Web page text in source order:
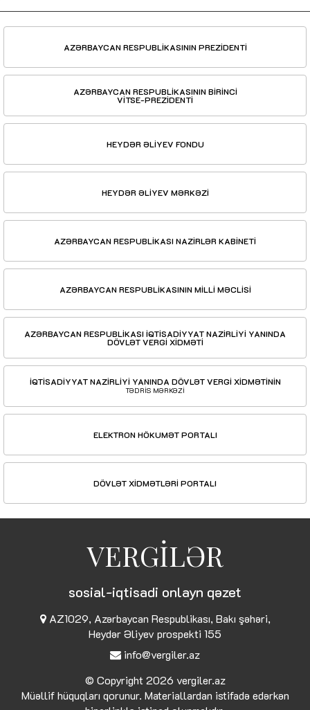
AZƏRBAYCAN RESPUBLİKASININ PREZİDENTİ
AZƏRBAYCAN RESPUBLİKASININ BİRİNCİ
VİTSE-PREZİDENTİ
HEYDƏR ƏLİYEV FONDU
HEYDƏR ƏLİYEV MƏRKƏZİ
AZƏRBAYCAN RESPUBLİKASI NAZİRLƏR KABİNETİ
AZƏRBAYCAN RESPUBLİKASININ MİLLİ MƏCLİSİ
AZƏRBAYCAN RESPUBLİKASI İQTİSADİYYAT NAZİRLİYİ YANINDA
DÖVLƏT VERGİ XİDMƏTİ
İQTİSADİYYAT NAZİRLİYİ YANINDA DÖVLƏT VERGİ XİDMƏTİNİN
TƏDRİS MƏRKƏZİ
ELEKTRON HÖKUMƏT PORTALI
DÖVLƏT XİDMƏTLƏRİ PORTALI
VERGİLƏR
sosial-iqtisadi onlayn qəzet
AZ1029, Azərbaycan Respublikası, Bakı şəhəri,
Heydər Əliyev prospekti 155
info@vergiler.az
© Copyright 2026 vergiler.az
Müəllif hüquqları qorunur. Materiallardan istifadə edərkən